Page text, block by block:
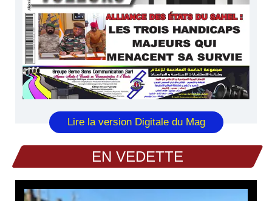
Lire la version Digitale du Mag
EN VEDETTE